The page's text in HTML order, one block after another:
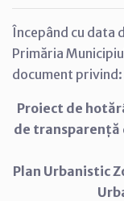
Începând cu data
Primăria
document privind:
Proiect de
de
Plan Urbanistic